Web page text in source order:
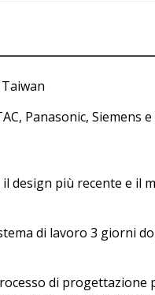
Panasonic, Siemens e
design più recente e il
di lavoro 3 giorni
di progettazione